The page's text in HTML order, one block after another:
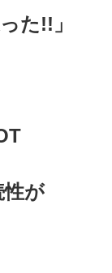
た!!」
性が